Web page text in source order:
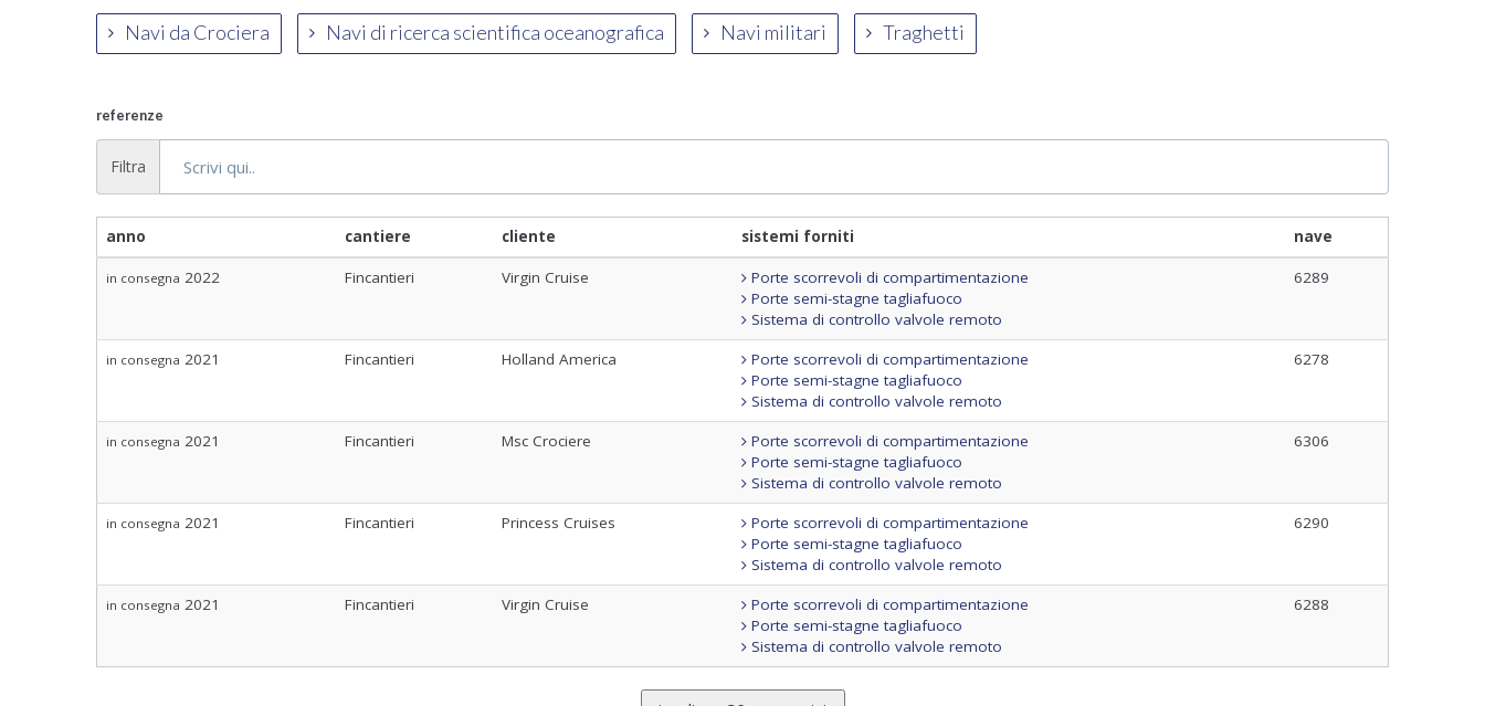
Navi da Crociera Navi di ricerca scientifica oceanografica Navi militari Traghetti
referenze
Filtra
anno cantiere cliente sistemi forniti nave
in consegna 2022 Fincantieri Virgin Cruise
Porte scorrevoli di compartimentazione
Porte semi-stagne tagliafuoco
Sistema di controllo valvole remoto
6289
in consegna 2021 Fincantieri Holland America
Porte scorrevoli di compartimentazione
Porte semi-stagne tagliafuoco
Sistema di controllo valvole remoto
6278
in consegna 2021 Fincantieri Msc Crociere
Porte scorrevoli di compartimentazione
Porte semi-stagne tagliafuoco
Sistema di controllo valvole remoto
6306
in consegna 2021 Fincantieri Princess Cruises
Porte scorrevoli di compartimentazione
Porte semi-stagne tagliafuoco
Sistema di controllo valvole remoto
6290
in consegna 2021 Fincantieri Virgin Cruise
Porte scorrevoli di compartimentazione
Porte semi-stagne tagliafuoco
Sistema di controllo valvole remoto
6288